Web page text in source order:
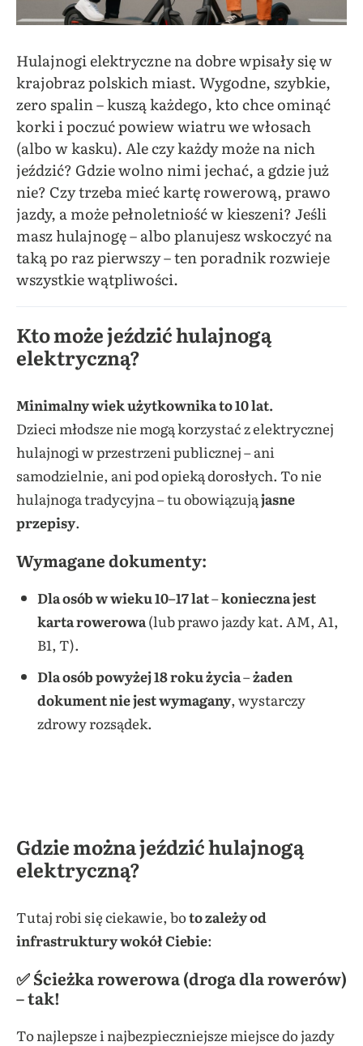
Hulajnogi elektryczne na dobre wpisały się w
krajobraz polskich miast. Wygodne, szybkie,
zero spalin – kuszą każdego, kto chce ominąć
korki i poczuć powiew wiatru we włosach
(albo w kasku). Ale czy każdy może na nich
jeździć? Gdzie wolno nimi jechać, a gdzie już
nie? Czy trzeba mieć kartę rowerową, prawo
jazdy, a może pełnoletniość w kieszeni? Jeśli
masz hulajnogę – albo planujesz wskoczyć na
taką po raz pierwszy – ten poradnik rozwieje
wszystkie wątpliwości.
Kto może jeździć hulajnogą
elektryczną?
Minimalny wiek użytkownika to 10 lat.
Dzieci młodsze nie mogą korzystać z elektrycznej
hulajnogi w przestrzeni publicznej – ani
samodzielnie, ani pod opieką dorosłych. To nie
hulajnoga tradycyjna – tu obowiązująjasne
przepisy.
Wymagane dokumenty:
Dla osób w wieku 10–17 lat–konieczna jest
karta rowerowa(lub prawo jazdy kat. AM, A1,
B1, T).
Dla osób powyżej 18 roku życia–żaden
dokument nie jest wymagany, wystarczy
zdrowy rozsądek.
Gdzie można jeździć hulajnogą
elektryczną?
Tutaj robi się ciekawie, boto zależy od
infrastruktury wokół Ciebie:
✅ Ścieżka rowerowa (droga dla rowerów)
– tak!
To najlepsze i najbezpieczniejsze miejsce do jazdy